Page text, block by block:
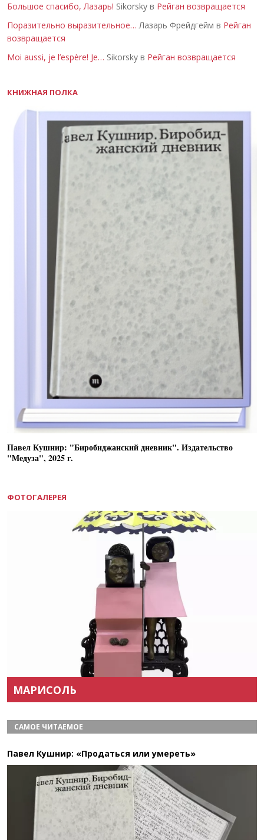
Большое спасибо, Лазарь! Sikorsky в Рейган возвращается
Поразительно выразительное… Лазарь Фрейдгейм в Рейган
возвращается
Moi aussi, je l’espère! Je… Sikorsky в Рейган возвращается
КНИЖНАЯ ПОЛКА
Павел Кушнир: "Биробиджанский дневник". Издательство
"Медуза", 2025 г.
ФОТОГАЛЕРЕЯ
МАРИСОЛЬ
САМОЕ ЧИТАЕМОЕ
Павел Кушнир: «Продаться или умереть»